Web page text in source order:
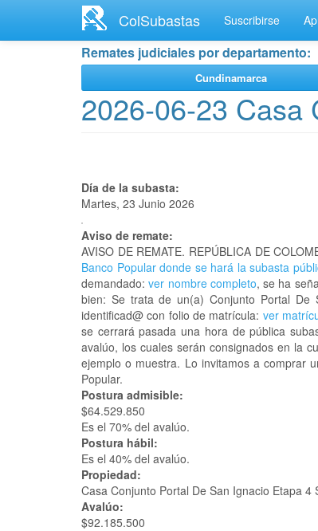
contenido
ColSubastas Suscribirse
Remates judiciales por departamento:
Cundinamarca
2026-06-23 Casa
Día de la subasta:
Martes, 23 Junio 2026
Aviso de remate:
AVISO DE REMATE. REPÚBLICA DE
Banco Popular donde se hará la subasta
demandado:ver nombre completo, se ha
bien: Se trata de un(a) Conjunto Portal
identificad@ con folio de matrícula: ver
se cerrará pasada una hora de pública
avalúo, los cuales serán consignados en la
ejemplo o muestra. Lo invitamos a comprar
Popular.
Postura admisible:
$64.529.850
Es el 70% del avalúo.
Postura hábil:
Es el 40% del avalúo.
Propiedad:
Casa Conjunto Portal De San Ignacio Etapa
Avalúo:
$92.185.500